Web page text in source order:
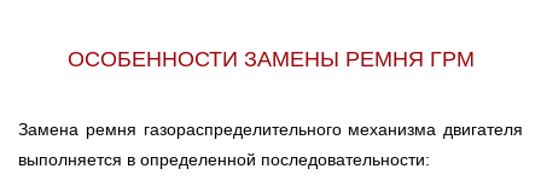
Череповец
ОСОБЕННОСТИ ЗАМЕНЫ РЕМНЯ ГРМ
Замена ремня газораспределительного механизма двигателя
выполняется в определенной последовательности: